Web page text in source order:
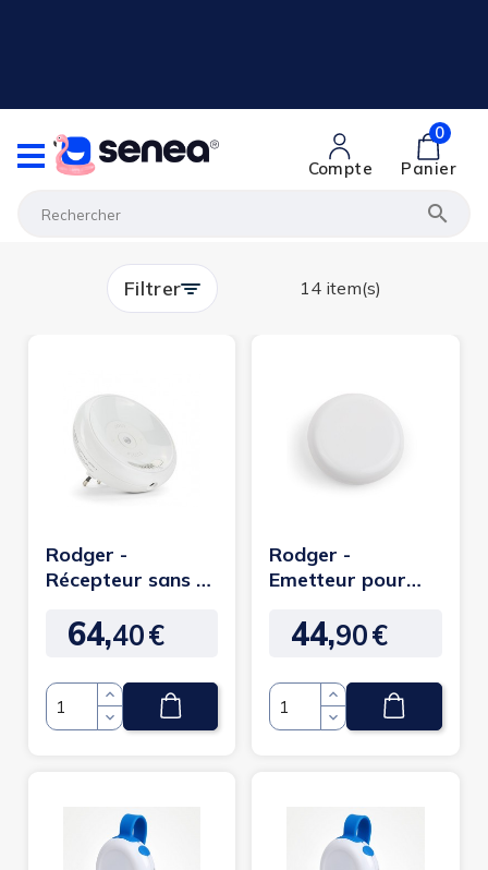

Compte
0
Panier
Filtrer 14 item(s)
Rodger -
Récepteur sans fil
Prix
64,40€
Quantité
Rodger -
Emetteur pour
Prix
44,90€
Quantité